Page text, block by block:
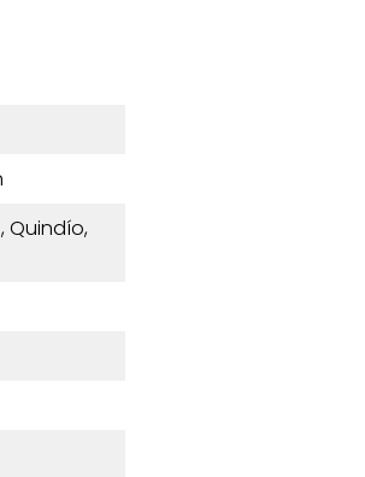
Quindío,